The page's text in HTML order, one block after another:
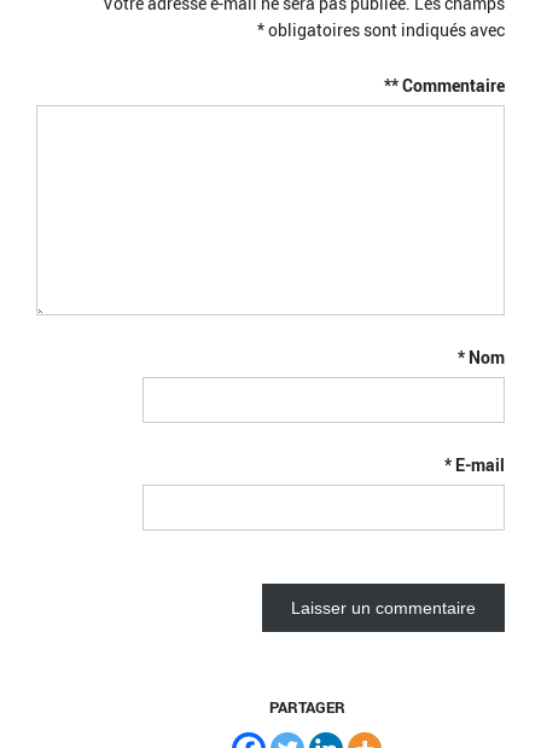
obligatoires sont indiqués avec
*
Commentaire
*
Nom
*
E-mail
*
PARTAGER